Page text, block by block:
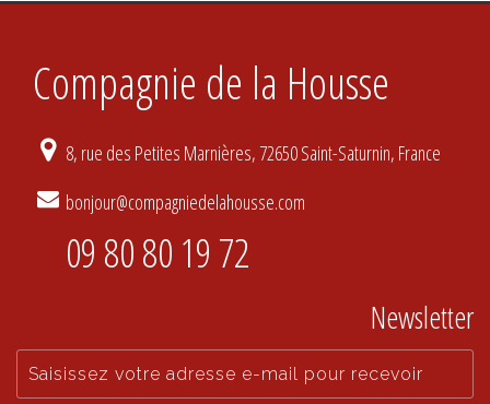
Compagnie de la Housse
8, rue des Petites Marnières, 72650 Saint-Saturnin, France
bonjour@compagniedelahousse.com
09 80 80 19 72
Newsletter